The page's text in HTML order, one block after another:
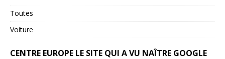
Toutes
Voiture
CENTRE EUROPE LE SITE QUI A VU NAÎTRE GOOGLE